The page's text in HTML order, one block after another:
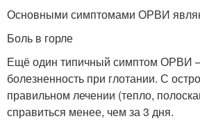
Основными симптомами ОРВИ
Боль в горле
Ещё один типичный симптом ОРВИ –
болезненность при глотании. С
правильном лечении (тепло,
справиться менее, чем за 3 дня.